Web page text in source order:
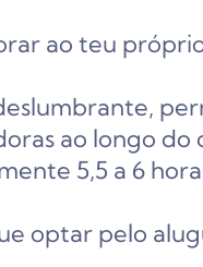
ao teu
ao longo do
5,5 a 6
optar pelo